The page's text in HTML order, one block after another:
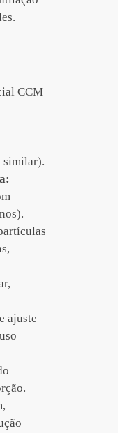
CCM
similar).
ajuste